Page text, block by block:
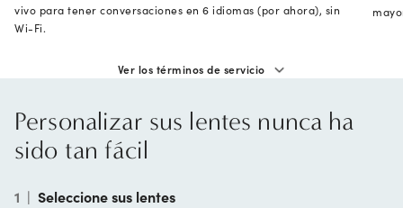
vivo para tener conversaciones en 6 idiomas (por ahora), sin
Wi-Fi.
Ver los términos de servicio
Personalizar sus lentes nunca ha
sido tan fácil
1 | Seleccione sus lentes